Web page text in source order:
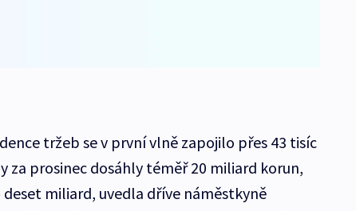
tržeb se v první vlně zapojilo přes 43 tisíc
za prosinec dosáhly téměř 20 miliard korun,
miliard, uvedla dříve náměstkyně